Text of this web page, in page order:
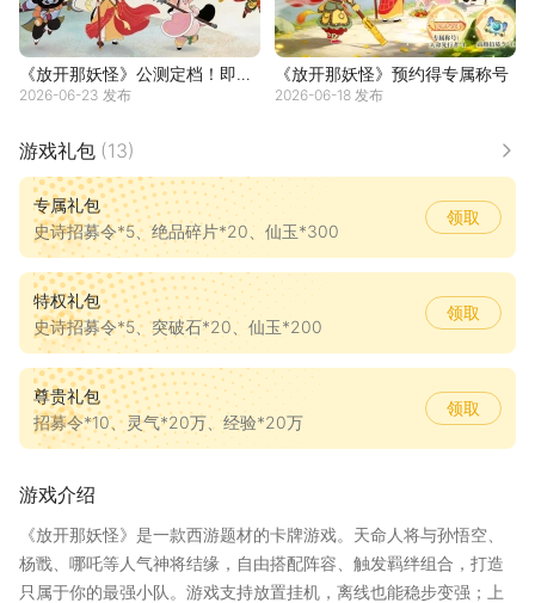
《放开那妖怪》公测定档！即将
上线
2026-06-23 发布
《放开那妖怪》预约得专属称号
2026-06-18 发布
游戏礼包 (13) 更多
专属礼包
史诗招募令*5、绝品碎片*20、仙玉*300
领取
特权礼包
史诗招募令*5、突破石*20、仙玉*200
领取
尊贵礼包
招募令*10、灵气*20万、经验*20万
领取
游戏介绍
《放开那妖怪》是一款西游题材的卡牌游戏。天命人将与孙悟空、
杨戬、哪吒等人气神将结缘，自由搭配阵容、触发羁绊组合，打造
只属于你的最强小队。游戏支持放置挂机，离线也能稳步变强；上